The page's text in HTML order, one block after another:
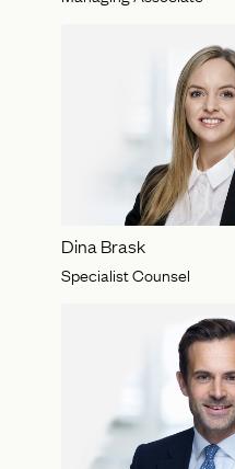
Dina Brask
Specialist Counsel